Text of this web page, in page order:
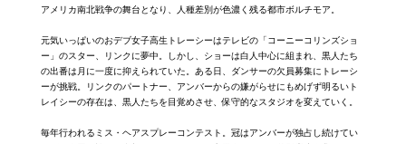
アメリカ南北戦争の舞台となり、人種差別が色濃く残る都市ボルチモア。
元気いっぱいのおデブ女子高生トレーシーはテレビの「コーニーコリンズショ
ー」のスター、リンクに夢中。しかし、ショーは白人中心に組まれ、黒人たち
の出番は月に一度に抑えられていた。ある日、ダンサーの欠員募集にトレーシ
ーが挑戦。リンクのパートナー、アンバーからの嫌がらせにもめげず明るいト
レイシーの存在は、黒人たちを目覚めさせ、保守的なスタジオを変えていく。
毎年行われるミス・ヘアスプレーコンテスト。冠はアンバーが独占し続けてい